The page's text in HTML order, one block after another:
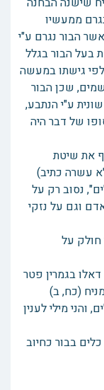
ממעשיו
הבור נגרם ע"י
בעל הבור בגלל
גישתו במעשה
שכן הבור
ע"י הנתבע,
של דבר היה
את שיטת
עשרה כתיב)
נסוב רק על
וגם על נזקי
חולק על
בגמרין פטר
(כח, ב)
והני מילי לענין
בבור כחיוב